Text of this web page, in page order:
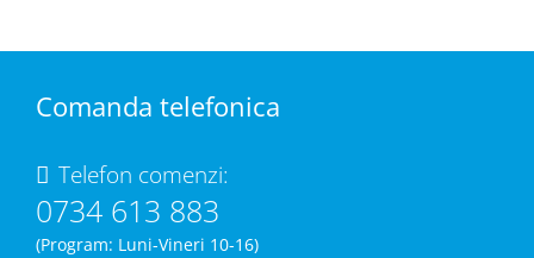
Comanda telefonica
Telefon comenzi:
0734 613 883
(Program: Luni-Vineri 10-16)